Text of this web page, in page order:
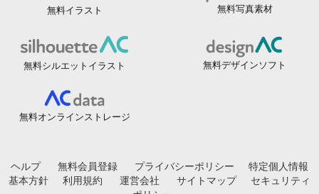
無料イラスト 無料写真素材
無料シルエットイラスト 無料デザインソフト
無料オンラインストレージ
ヘルプ 無料会員登録 プライバシーポリシー
特定個人情報
基本方針
利用規約 運営会社 サイトマップ
セキュリティ